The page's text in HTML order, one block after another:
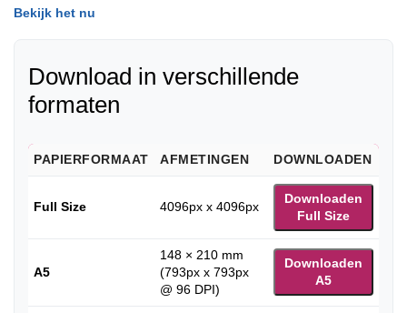
Bekijk het nu
Download in verschillende
formaten
PAPIERFORMAAT AFMETINGEN DOWNLOADEN
Full Size 4096px x 4096px
Downloaden
Full Size
A5
148 × 210 mm
(793px x 793px
@ 96 DPI)
Downloaden
A5